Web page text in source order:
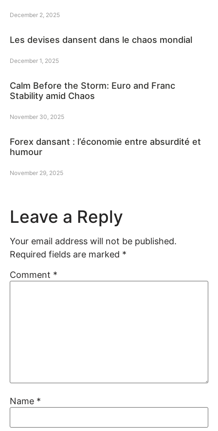
December 2, 2025
Les devises dansent dans le chaos mondial
December 1, 2025
Calm Before the Storm: Euro and Franc
Stability amid Chaos
November 30, 2025
Forex dansant : l’économie entre absurdité et
humour
November 29, 2025
Leave a Reply
Your email address will not be published.
Required fields are marked *
Comment *
Name *